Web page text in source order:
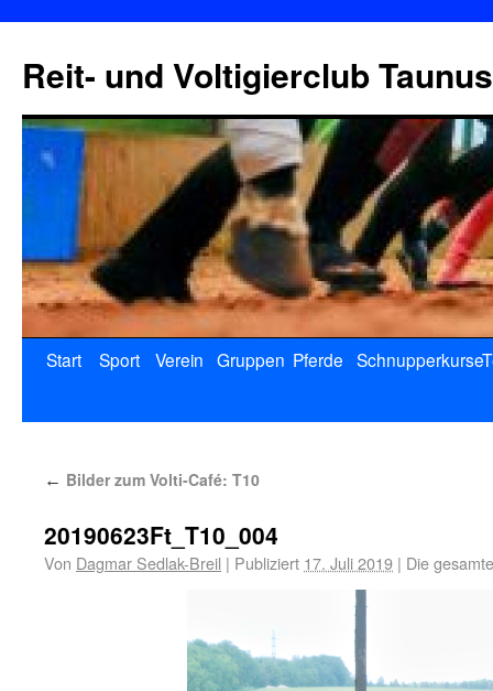
Reit- und Voltigierclub
Start Sport Verein Gruppen Pferde Schnupperkurse
← Bilder zum Volti-Café: T10
20190623Ft_T10_004
Von Dagmar Sedlak-Breil | Publiziert 17. Juli 2019 | Die